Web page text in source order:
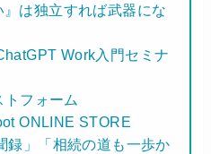
は独立すれば武器にな
Work入門セミナ
フォーム
ONLINE STORE
録」「相続の道も一歩か